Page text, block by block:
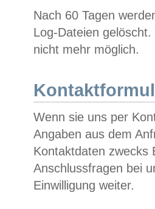
Nach 60 Tagen
Log-Dateien
nicht mehr möglich.
Wenn sie uns per
Angaben aus dem
Kontaktdaten zwecks
Anschlussfragen bei
Einwilligung weiter.